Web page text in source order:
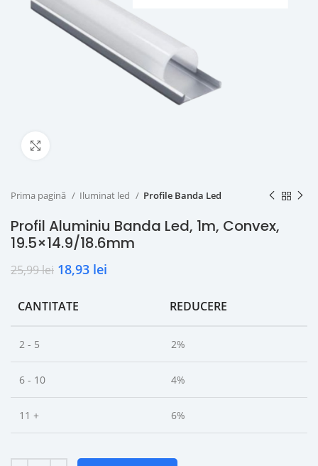
Prima pagină Iluminat led Profile Banda Led
Profil Aluminiu Banda Led, 1m, Convex,
19.5×14.9/18.6mm
25,99lei 18,93 lei
CANTITATE REDUCERE
2 - 5 2%
6 - 10 4%
11 + 6%